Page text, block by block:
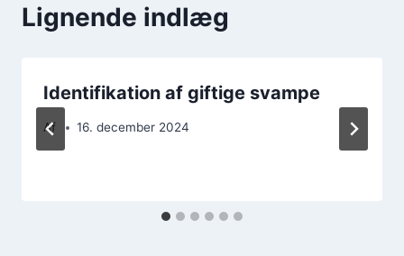
Lignende indlæg
Identifikation af giftige svampe
Af 16. december 2024